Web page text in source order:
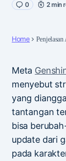
0 2 min
Home
Meta
menyebut
yang
tantangan
bisa
update dari
pada